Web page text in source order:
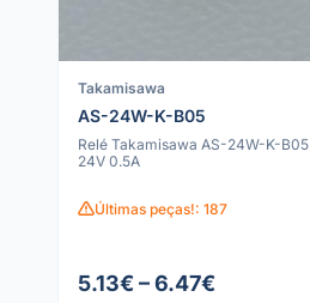
Takamisawa
AS-24W-K-B05
Relé Takamisawa AS-24W-K-B05
24V 0.5A
Últimas peças!: 187
5.13€ – 6.47€